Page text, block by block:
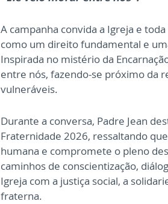
A campanha convida a Igreja e
como um direito fundamental e
Inspirada no mistério da
entre nós, fazendo-se próximo da
vulneráveis.
Durante a conversa, Padre Jean
Fraternidade 2026, ressaltando
humana e compromete o pleno
caminhos de conscientização,
Igreja com a justiça social, a
fraterna.